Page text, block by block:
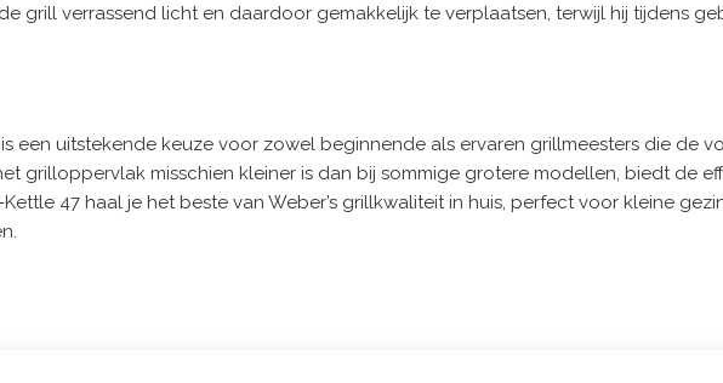
grill verrassend licht en daardoor gemakkelijk te verplaatsen, terwijl hij tijdens
een uitstekende keuze voor zowel beginnende als ervaren grillmeesters die de
grilloppervlak misschien kleiner is dan bij sommige grotere modellen, biedt de
47 haal je het beste van Weber’s grillkwaliteit in huis, perfect voor kleine